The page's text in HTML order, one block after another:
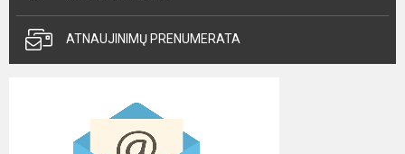
ATNAUJINIMŲ PRENUMERATA